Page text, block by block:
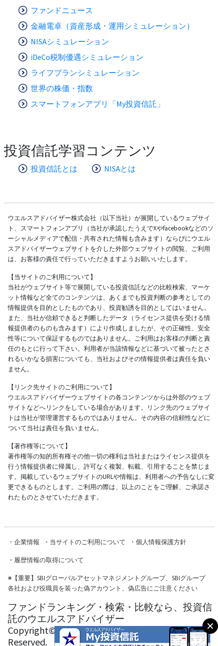
ファンドニュース
金融電卓（資産形成・運用シミュレーション）
NISAシミュレーション
iDeCo税制優遇シミュレーション
ライフプランシミュレーション
世界の株価・指数
スマートフォンアプリ「My投資信託」
投資信託学習コンテンツ
投資信託とは NISAとは
ウエルスアドバイザー株式会社（以下当社）が展開しているウェブサイ
ト、スマートフォンアプリ（当社が承認したうえでXやfacebookなどのソ
ーシャルメディアで配信・共有された情報も含みます）ならびにウエル
スアドバイザーウェブサイトを介した外部ウェブサイトの閲覧、ご利用
は、お客様の責任で行っていただきますようお願いいたします。
【当サイトのご利用について】
当社がウェブサイト等で展開している投資信託などの比較検索、マーケ
ット情報など全てのコンテンツは、あくまでも投資判断の参考としての
情報提供を目的としたものであり、投資勧誘を目的としてはいません。
また、当社が信頼できると判断したデータ（ライセンス提供を受ける情
報提供者のものも含みます）により作成しましたが、その正確性、安全
性等について保証するものではありません。ご利用はお客様の判断と責
任のもとに行って下さい。利用者が当該情報などに基づいて被ったとさ
れるいかなる損害についても、当社およびその情報提供者は責任を負い
ません。
【リンク先サイトのご利用について】
ウエルスアドバイザーウェブサイトの各コンテンツからは外部のウェブ
サイトなどへリンクをしている場合があります。リンク先のウェブサイ
トは当社が管理運営するものではありません。その内容の信頼性などに
ついて当社は責任を負いません。
【著作権等について】
著作権等の知的所有権その他一切の権利は当社またはライセンス提供を
行う情報提供者に帰属し、許可なく複製、転載、引用することを禁じま
す。掲載しているウェブサイトのURLや情報は、利用者への予告なしに変
更できるものとします。ご利用の際は、以上のことをご理解、ご承諾さ
れたものとさせていただきます。
・ 企業情報 ・ 当サイトのご利用について ・ 個人情報保護方針
・ 履歴情報の取得について
※【重要】SBIグローバルアセットマネジメントグループ、SBIグループ
各社および役職員を装った偽アカウント、偽広告にご注意ください
ファンドランキング・検索・比較なら、投資信
託のウエルスアドバイザー
Copyright© Wealth Advisor Co., Ltd. All Rights
Reserved.